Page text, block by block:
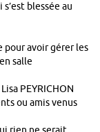
blessée au
pour avoir gérer les
salle
PEYRICHON
ou amis venus